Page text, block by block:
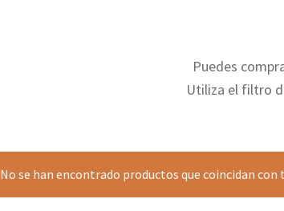
Puedes
Utiliza el filtro
No se han encontrado productos que coincidan con